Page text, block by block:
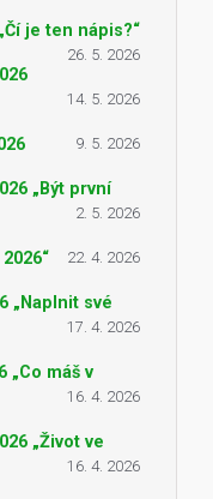
je ten nápis?“
26. 5. 2026
14. 5. 2026
9. 5. 2026
„Být první
2. 5. 2026
22. 4. 2026
„Naplnit své
17. 4. 2026
„Co máš v
16. 4. 2026
„Život ve
16. 4. 2026